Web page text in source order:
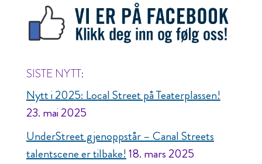
SISTE NYTT:
Nytt i 2025: Local Street på Teaterplassen!
23. mai 2025
UnderStreet gjenoppstår – Canal Streets
talentscene er tilbake!18. mars 2025